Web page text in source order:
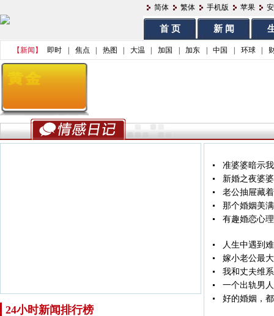
简体 繁体 手机版 苹果
首 页 新 闻
【新闻】 即时 焦点 热图 大温 加国 加东 中国 环球
24小时新闻排行榜
准婆婆暗示
新婚之夜婆
老公抽屉藏
那个婚姻美
有趣婚恋心
人生中遇到
嫁小老公最
我和丈夫维
一个出轨男
好的婚姻，